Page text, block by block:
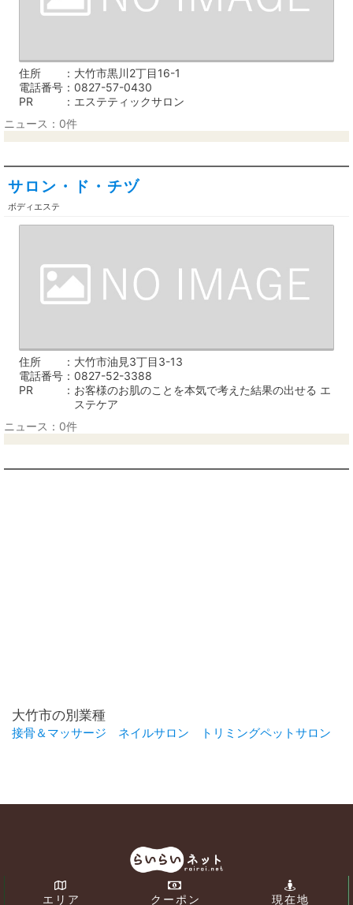
住所
大竹市黒川2丁目16-1
電話番号
0827-57-0430
PR
エステティックサロン
ニュース：0件
サロン・ド・チヅ
ボディエステ
住所
大竹市油見3丁目3-13
電話番号
0827-52-3388
PR
お客様のお肌のことを本気で考えた結果の出せる エ
ステケア
ニュース：0件
大竹市の別業種
接骨＆マッサージ ネイルサロン トリミングペットサロン
エリア クーポン 現在地